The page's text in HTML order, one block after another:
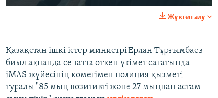
Жүктеп алу
Қазақстан ішкі істер министрі Ерлан Тұрғымбаев
биыл ақпанда сенатта өткен үкімет сағатында
iMAS жүйесінің көмегімен полиция қызметі
туралы "85 мың позитивті және 27 мыңнан астам